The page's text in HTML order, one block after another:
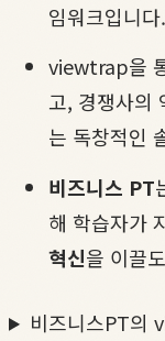
임워크입니다.
viewtrap을
고, 경쟁사의
는 독창적인
비즈니스 PT
해 학습자가
혁신을 이끌
비즈니스PT의